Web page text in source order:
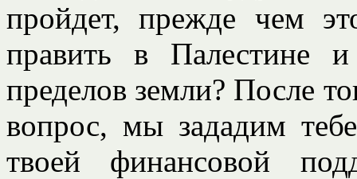
пройдет, прежде чем
править в Палестине
пределов земли? После
вопрос, мы зададим
твоей финансовой